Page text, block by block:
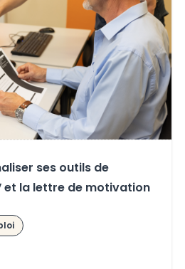
ses outils de
et la lettre de motivation